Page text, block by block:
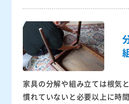
家具の分解や組み立ては根気
慣れていないと必要以上に時